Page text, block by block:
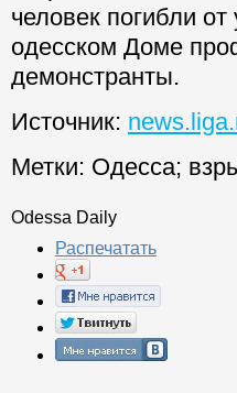
человек погибли
одесском Доме
демонстранты.
Источник:
Метки: Одесса;
Odessa Daily
Распечатать